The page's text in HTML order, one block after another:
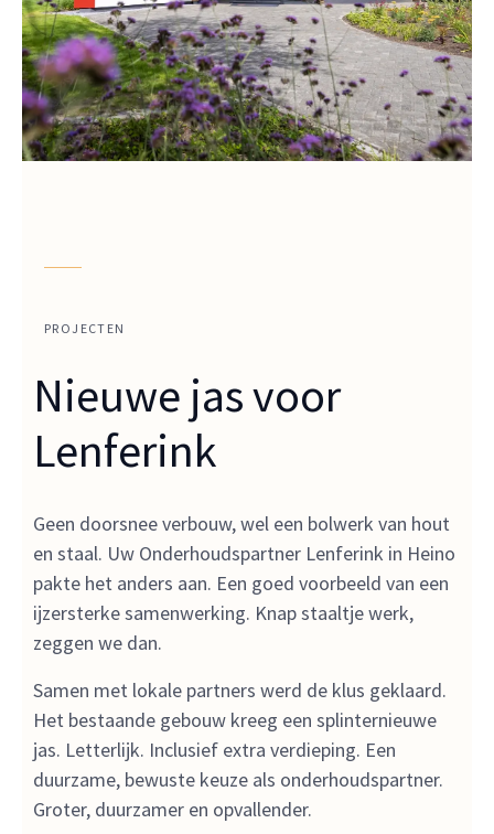
PROJECTEN
Nieuwe jas voor
Lenferink
Geen doorsnee verbouw, wel een bolwerk van hout
en staal. Uw Onderhoudspartner Lenferink in Heino
pakte het anders aan. Een goed voorbeeld van een
ijzersterke samenwerking. Knap staaltje werk,
zeggen we dan.
Samen met lokale partners werd de klus geklaard.
Het bestaande gebouw kreeg een splinternieuwe
jas. Letterlijk. Inclusief extra verdieping. Een
duurzame, bewuste keuze als onderhoudspartner.
Groter, duurzamer en opvallender.